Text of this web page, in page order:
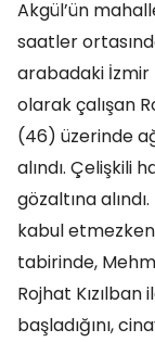
Akgül’ün
saatler
arabadaki İzmir
olarak çalışan
(46) üzerinde
alındı. Çelişkili
gözaltına
kabul
tabirinde,
Rojhat
başladığını,